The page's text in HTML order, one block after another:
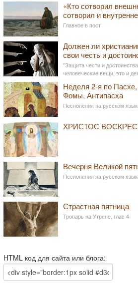
«Кто сотворил
сотворил и
Главное в пост
Должен ли
свои честь и
"Защита чести и
человеческие вещи, это и
Неделя 2-я по
Фомы, Антипасха
Песнопения на русском
ХРИСТОС
Вечерня Великой
Песнопения на русском
Страстная пятница
Тропарь на Утрене, глас 4
HTML код для сайта или блога: